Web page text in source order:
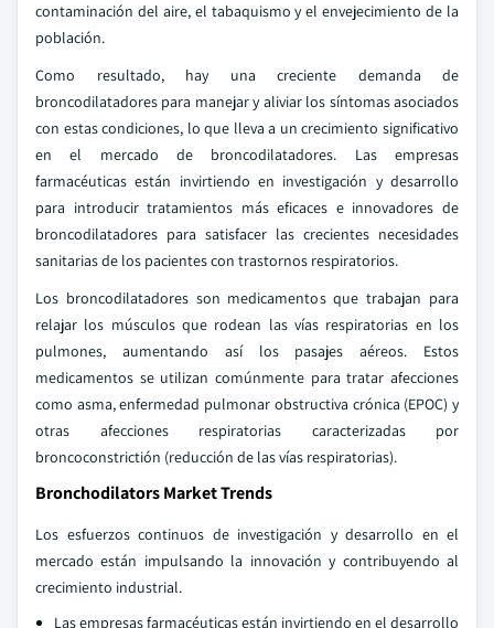
contaminación del aire, el tabaquismo y el envejecimiento de la
población.
Como resultado, hay una creciente demanda de
broncodilatadores para manejar y aliviar los síntomas asociados
con estas condiciones, lo que lleva a un crecimiento significativo
en el mercado de broncodilatadores. Las empresas
farmacéuticas están invirtiendo en investigación y desarrollo
para introducir tratamientos más eficaces e innovadores de
broncodilatadores para satisfacer las crecientes necesidades
sanitarias de los pacientes con trastornos respiratorios.
Los broncodilatadores son medicamentos que trabajan para
relajar los músculos que rodean las vías respiratorias en los
pulmones, aumentando así los pasajes aéreos. Estos
medicamentos se utilizan comúnmente para tratar afecciones
como asma, enfermedad pulmonar obstructiva crónica (EPOC) y
otras afecciones respiratorias caracterizadas por
broncoconstrictión (reducción de las vías respiratorias).
Bronchodilators Market Trends
Los esfuerzos continuos de investigación y desarrollo en el
mercado están impulsando la innovación y contribuyendo al
crecimiento industrial.
Las empresas farmacéuticas están invirtiendo en el desarrollo